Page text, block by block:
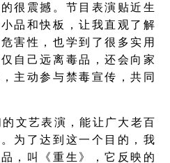
很震撼。节目表演贴近生
品和快板，让我直观了解
害性，也学到了很多实用
自己远离毒品，还会向家
主动参与禁毒宣传，共同
文艺表演，能让广大老百
为了达到这一个目的，我
，叫《重生》，它反映的